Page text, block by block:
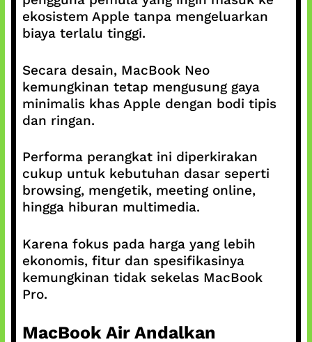
ekosistem Apple tanpa mengeluarkan
biaya terlalu tinggi.
Secara desain, MacBook Neo
kemungkinan tetap mengusung gaya
minimalis khas Apple dengan bodi tipis
dan ringan.
Performa perangkat ini diperkirakan
cukup untuk kebutuhan dasar seperti
browsing, mengetik, meeting online,
hingga hiburan multimedia.
Karena fokus pada harga yang lebih
ekonomis, fitur dan spesifikasinya
kemungkinan tidak sekelas MacBook
Pro.
MacBook Air Andalkan